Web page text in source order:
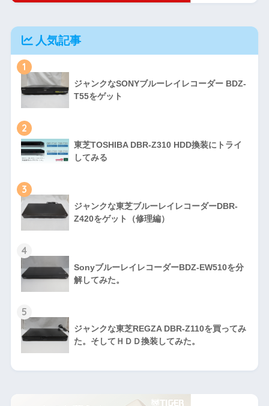
人気記事
1
ジャンクなSONYブルーレイレコーダー BDZ-
T55をゲット
2
東芝TOSHIBA DBR-Z310 HDD換装にトライ
してみる
3
ジャンクな東芝ブルーレイレコーダーDBR-
Z420をゲット（修理編）
4
SonyブルーレイレコーダーBDZ-EW510を分
解してみた。
5
ジャンクな東芝REGZA DBR-Z110を買ってみ
た。そしてＨＤＤ換装してみた。